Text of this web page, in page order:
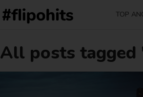
TOP
All posts